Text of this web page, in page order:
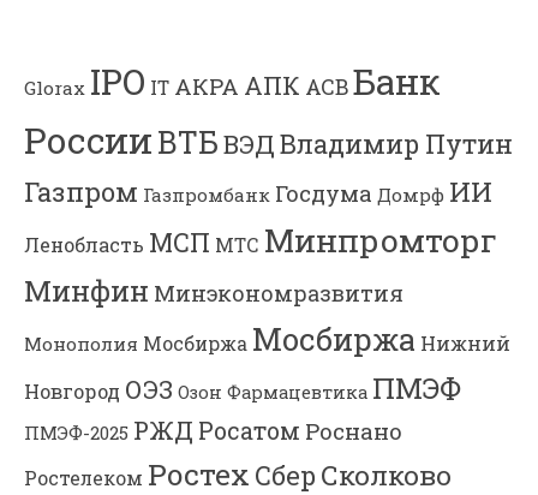
Glorax IPO IT АКРА АПК АСВБанк
РоссииВТБВЭДВладимир Путин
Газпром Газпромбанк Госдума Домрф ИИ
Ленобласть МСП МТС Минпромторг
Минфин Минэкономразвития
Монополия Мосбиржа Мосбиржа Нижний
Новгород ОЭЗ Озон Фармацевтика ПМЭФ
ПМЭФ-2025 РЖД Росатом Роснано
Ростелеком Ростех Сбер Сколково